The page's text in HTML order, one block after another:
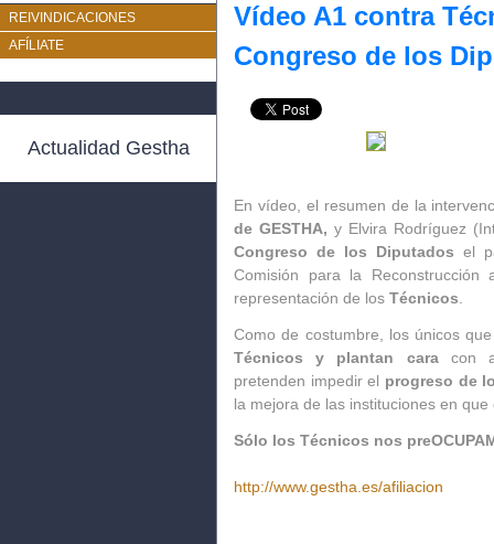
REIVINDICACIONES
AFÍLIATE
Actualidad Gestha
Vídeo A1 contra
Congreso de los
En vídeo, el resumen de la
de GESTHA, y Elvira Rodríguez
Congreso de los Diputados el
Comisión para la
representación de los Técnicos
Como de costumbre, los únicos
Técnicos y plantan caracon
pretenden impedir el progreso de
la mejora de las instituciones en
Sólo los Técnicos nos
http://www.gestha.es/afiliacion